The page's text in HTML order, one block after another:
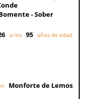
- Sober
a los 95 años de edad
Monforte de Lemos